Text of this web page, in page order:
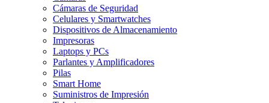
Cámaras de Seguridad
Celulares y Smartwatches
Dispositivos de Almacenamiento
Impresoras
Laptops y PCs
Parlantes y Amplificadores
Pilas
Smart Home
Suministros de Impresión